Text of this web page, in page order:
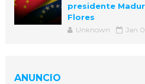
presidente
Flores
Unknown Jan
ANUNCIO